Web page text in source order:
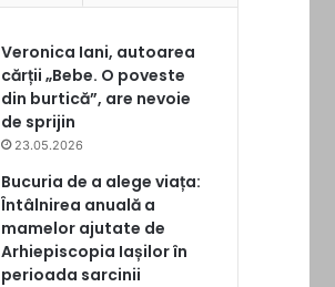
Veronica Iani, autoarea
cărții „Bebe. O poveste
din burtică”, are nevoie
de sprijin
23.05.2026
Bucuria de a alege viața:
Întâlnirea anuală a
mamelor ajutate de
Arhiepiscopia Iașilor în
perioada sarcinii